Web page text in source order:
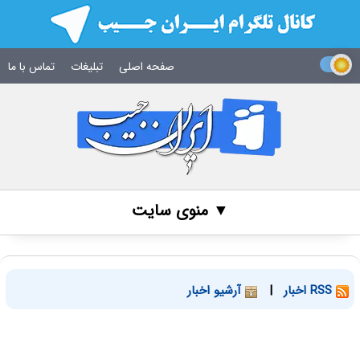
صفحه اصلی تبلیغات تماس با ما
▼ منوی سایت
| آرشیو اخبار